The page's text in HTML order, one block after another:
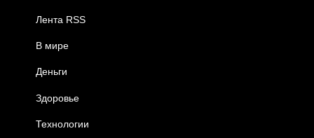
Лента RSS
В мире
Деньги
Здоровье
Технологии